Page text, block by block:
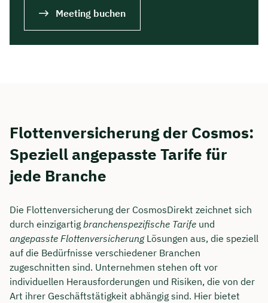
Meeting buchen
Flottenversicherung der Cosmos:
Speziell angepasste Tarife für
jede Branche
Die Flottenversicherung der CosmosDirekt zeichnet sich
durch einzigartig branchenspezifische Tarife und
angepasste FlottenversicherungLösungen aus, die speziell
auf die Bedürfnisse verschiedener Branchen
zugeschnitten sind. Unternehmen stehen oft vor
individuellen Herausforderungen und Risiken, die von der
Art ihrer Geschäftstätigkeit abhängig sind. Hier bietet